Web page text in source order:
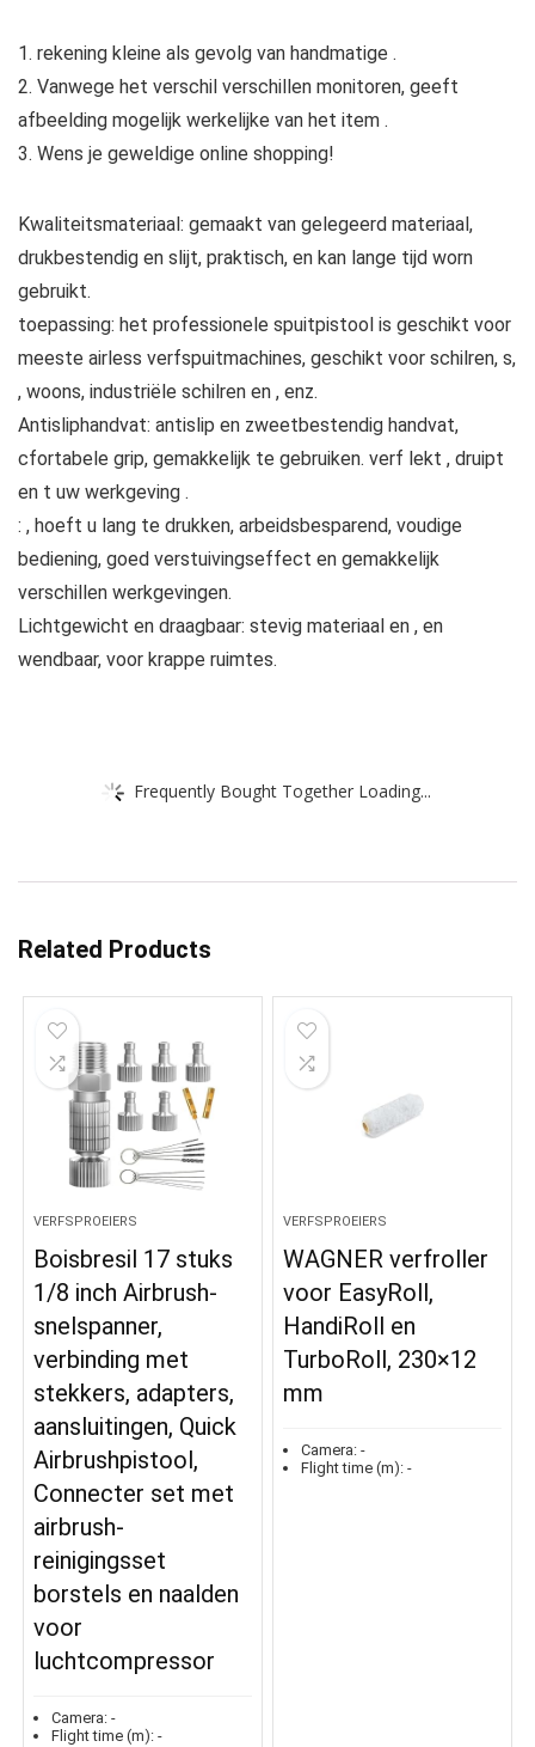
1. rekening kleine als gevolg van handmatige .
2. Vanwege het verschil verschillen monitoren, geeft
afbeelding mogelijk werkelijke van het item .
3. Wens je geweldige online shopping!
Kwaliteitsmateriaal: gemaakt van gelegeerd materiaal,
drukbestendig en slijt, praktisch, en kan lange tijd worn
gebruikt.
toepassing: het professionele spuitpistool is geschikt voor
meeste airless verfspuitmachines, geschikt voor schilren, s,
, woons, industriële schilren en , enz.
Antisliphandvat: antislip en zweetbestendig handvat,
cfortabele grip, gemakkelijk te gebruiken. verf lekt , druipt
en t uw werkgeving .
: , hoeft u lang te drukken, arbeidsbesparend, voudige
bediening, goed verstuivingseffect en gemakkelijk
verschillen werkgevingen.
Lichtgewicht en draagbaar: stevig materiaal en , en
wendbaar, voor krappe ruimtes.
Frequently Bought Together Loading...
Related Products
VERFSPROEIERS
Boisbresil 17 stuks
1/8 inch Airbrush-
snelspanner,
verbinding met
stekkers, adapters,
aansluitingen, Quick
Airbrushpistool,
Connecter set met
airbrush-
reinigingsset
borstels en naalden
voor
luchtcompressor
Camera: -
Flight time (m): -
VERFSPROEIERS
WAGNER verfroller
voor EasyRoll,
HandiRoll en
TurboRoll, 230×12
mm
Camera: -
Flight time (m): -